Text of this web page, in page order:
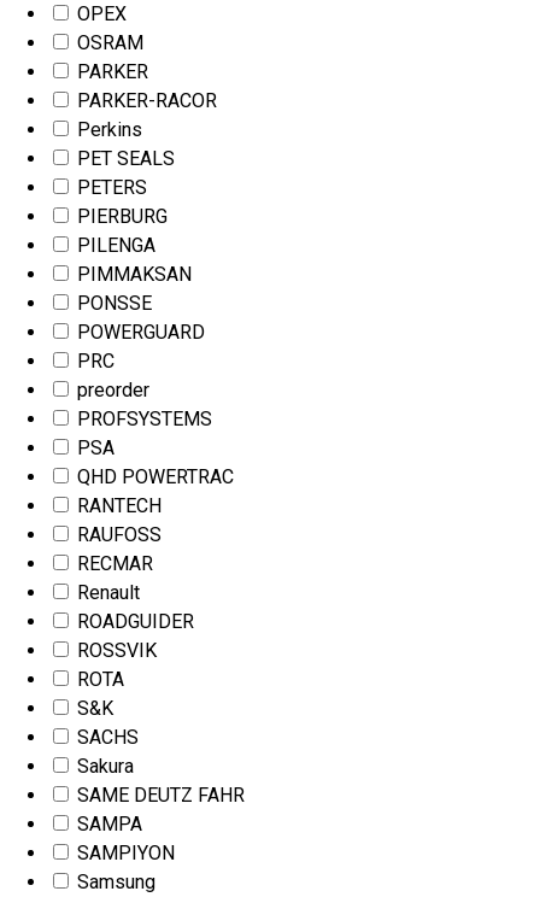
OPEX
OSRAM
PARKER
PARKER-RACOR
Perkins
PET SEALS
PETERS
PIERBURG
PILENGA
PIMMAKSAN
PONSSE
POWERGUARD
PRC
preorder
PROFSYSTEMS
PSA
QHD POWERTRAC
RANTECH
RAUFOSS
RECMAR
Renault
ROADGUIDER
ROSSVIK
ROTA
S&K
SACHS
Sakura
SAME DEUTZ FAHR
SAMPA
SAMPIYON
Samsung